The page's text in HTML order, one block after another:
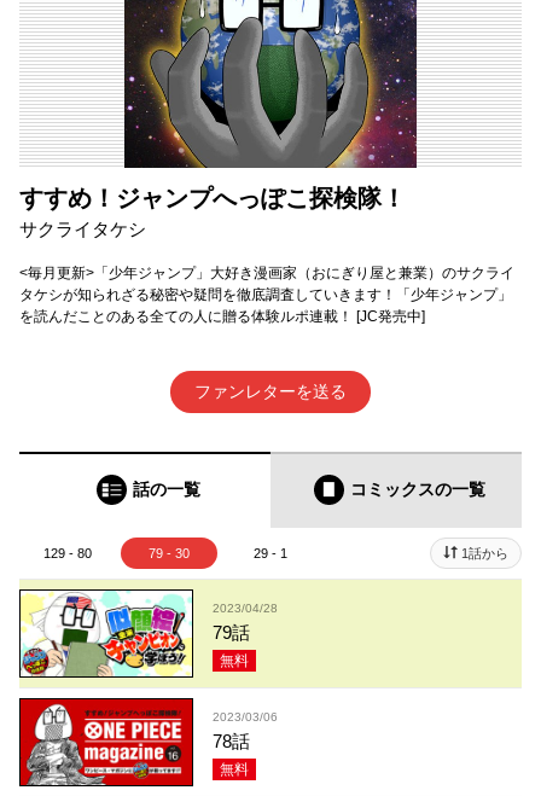
すすめ！ジャンプへっぽこ探検隊！
サクライタケシ
<毎月更新>「少年ジャンプ」大好き漫画家（おにぎり屋と兼業）のサクライ
タケシが知られざる秘密や疑問を徹底調査していきます！「少年ジャンプ」
を読んだことのある全ての人に贈る体験ルポ連載！ [JC発売中]
ファンレターを送る
話の一覧 コミックスの一覧
129 - 80 79 - 30 29 - 1 1話から
2023/04/28
79話
無料
2023/03/06
78話
無料